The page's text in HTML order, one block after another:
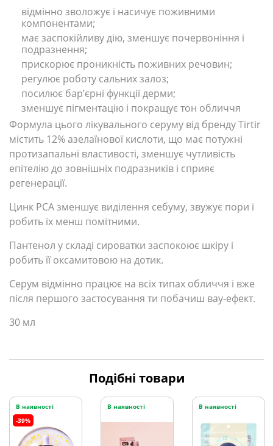
відмінно зволожує і насичує поживними
компонентами;
має заспокійливу дію, зменшує почервоніння і
подразнення;
прискорює проникність поживних речовин;
регулює роботу сальних залоз;
посилює бар’єрні функції дерми;
зменшує пігментацію і покращує тон обличчя
Формула цього лікувального серуму від бренду Tirtir
містить 12% азелаїнової кислоти, що має потужні
протизапальні властивості, зменшує чутливість
епітелію до зовнішніх подразників і сприяє
регенерації.
Цинк РСА зменшує виділення себуму, звужує пори і
робить їх менш помітними.
Пантенол у складі сироватки заспокоює шкіру і
робить її оксамитовою на дотик.
Серум відмінно працює на всіх типах обличчя і вже
після першого застосування ти побачиш вау-ефект.
30 мл
Подібні товари
В наявності
-39%
В наявності В наявності